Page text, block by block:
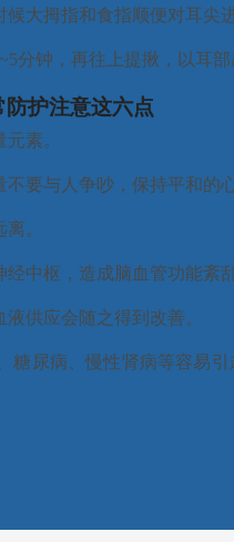
大拇指和食指顺便对耳尖
分钟，再往上提揪，以耳部
防护注意这六点
素。
要与人争吵，保持平和的心
。
中枢，造成脑血管功能紊
供应会随之得到改善。
尿病、慢性肾病等容易